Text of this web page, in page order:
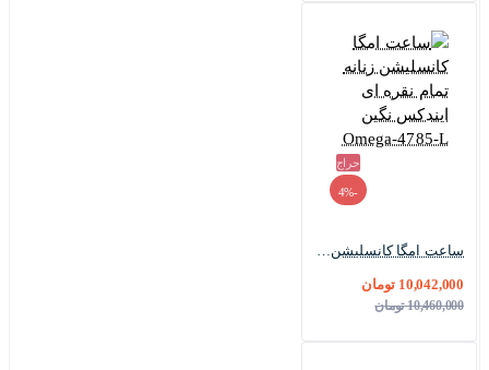
حراج
-4%
ساعت امگا کانسلیشن زنانه تمام نقره ای ایندکس نگین Omega-4785-L
10,042,000 تومان
10,460,000 تومان